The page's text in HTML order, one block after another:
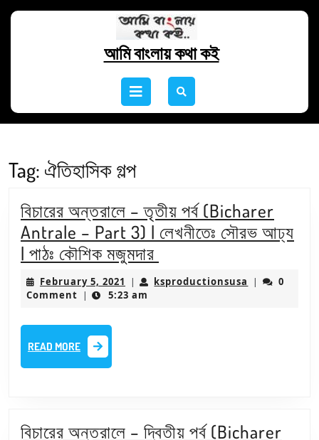
Skip
আমি বাংলায় কথা কই
Open
Button
Tag: ঐতিহাসিক গল্প
বিচারের অন্তরালে – তৃতীয় পর্ব (Bicharer
Antrale – Part 3) | লেখনীতেঃ সৌরভ আঢ্য
| পাঠঃ কৌশিক মজুমদার
অন্তরালে
–
Part
February 5, 2021 February
5,
| ksproductionsusa |
0
Comment | 5:23 am
READ MORE
READ
MORE
বিচারের অন্তরালে – দ্বিতীয় পর্ব (Bicharer